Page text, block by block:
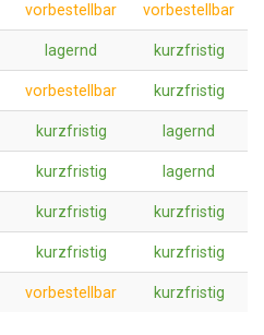
vorbestellbar vorbestellbar
lagernd kurzfristig
vorbestellbar kurzfristig
kurzfristig lagernd
kurzfristig lagernd
kurzfristig kurzfristig
kurzfristig kurzfristig
vorbestellbar kurzfristig